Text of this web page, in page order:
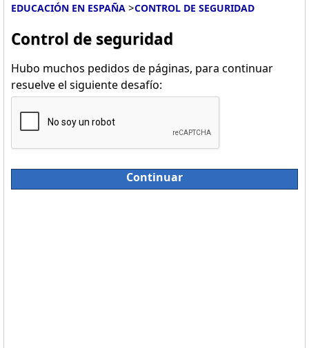
EDUCACIÓN EN ESPAÑA >CONTROL DE SEGURIDAD
Control de seguridad
Hubo muchos pedidos de páginas, para continuar
resuelve el siguiente desafío:
Continuar